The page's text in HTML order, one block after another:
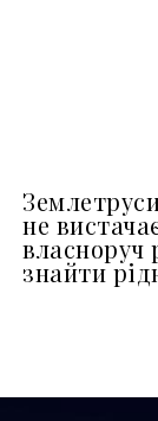
не
власноруч
знайти